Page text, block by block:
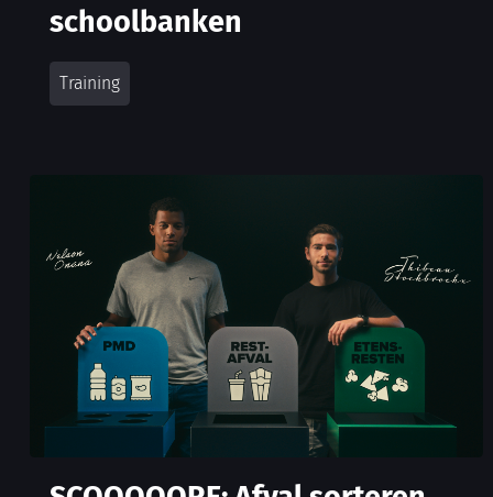
Training
SCOOOOORE: Afval sorteren